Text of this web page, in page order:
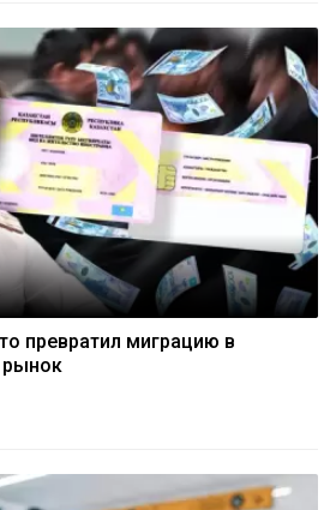
превратил миграцию в